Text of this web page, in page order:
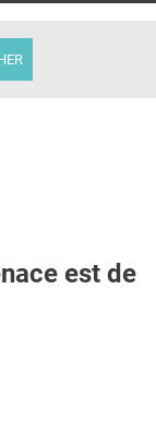
est de